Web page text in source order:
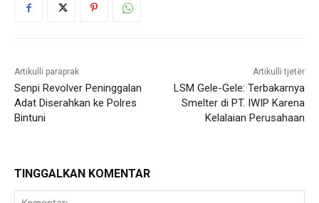
Artikulli paraprak
Senpi Revolver Peninggalan
Adat Diserahkan ke Polres
Bintuni
Artikulli tjetër
LSM Gele-Gele: Terbakarnya
Smelter di PT. IWIP Karena
Kelalaian Perusahaan
TINGGALKAN KOMENTAR